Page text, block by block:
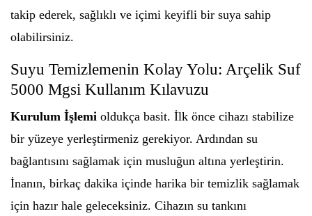
takip ederek, sağlıklı ve içimi keyifli bir suya sahip
olabilirsiniz.
Suyu Temizlemenin Kolay Yolu: Arçelik Suf
5000 Mgsi Kullanım Kılavuzu
Kurulum İşlemi oldukça basit. İlk önce cihazı stabilize
bir yüzeye yerleştirmeniz gerekiyor. Ardından su
bağlantısını sağlamak için musluğun altına yerleştirin.
İnanın, birkaç dakika içinde harika bir temizlik sağlamak
için hazır hale geleceksiniz. Cihazın su tankını